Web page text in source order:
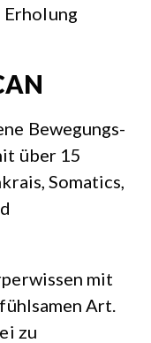
Erholung
Bewegungs-
über 15
Somatics,
mit
Art.
zu